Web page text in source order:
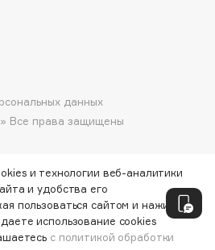
Все права защищены
данных
и технологии веб-аналитики
и удобства его
пользоваться сайтом и нажимая
использование cookies
с политикой обработки